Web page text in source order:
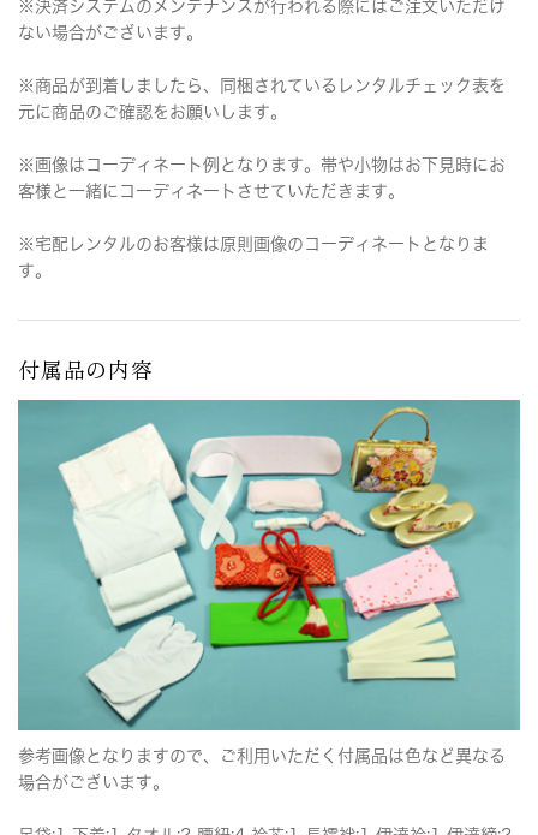
※決済システムのメンテナンスが行われる際にはご注文いただけ
ない場合がございます。
※商品が到着しましたら、同梱されているレンタルチェック表を
元に商品のご確認をお願いします。
※画像はコーディネート例となります。帯や小物はお下見時にお
客様と一緒にコーディネートさせていただきます。
※宅配レンタルのお客様は原則画像のコーディネートとなりま
す。
付属品の内容
参考画像となりますので、ご利用いただく付属品は色など異なる
場合がございます。